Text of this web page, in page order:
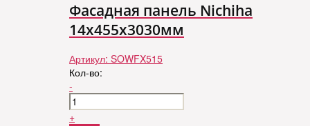
Фасадная панель Nichiha
14х455х3030мм
Артикул: SOWFX515
Кол-во:
-
+